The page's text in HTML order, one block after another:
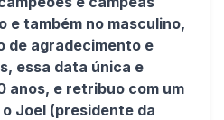
e também no masculino,
de agradecimento e
essa data única e
anos, e retribuo com um
Joel (presidente da